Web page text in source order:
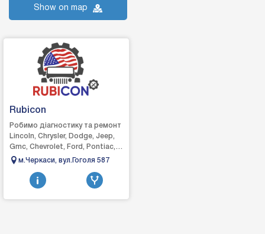
Show on map
Rubicon
Робимо діагностику та ремонт
Lincoln, Chrysler, Dodge, Jeep,
Gmc, Chevrolet, Ford, Pontiac,
Saturn, Mercury, Buick, Cadillac,
м.Черкаси, вул.Гоголя 587